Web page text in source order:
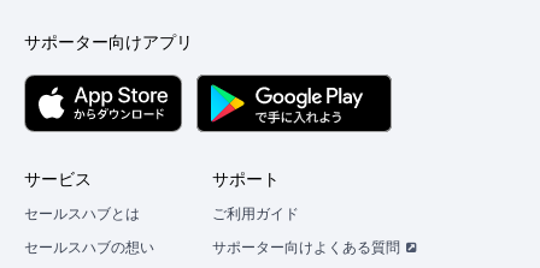
サポーター向けアプリ
サービス
セールスハブとは
セールスハブの想い
サポート
ご利用ガイド
サポーター向けよくある質問